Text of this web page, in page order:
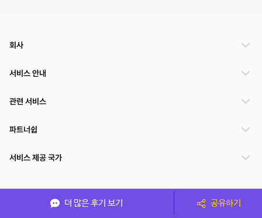
더 많은 후기 보기 공유하기
회사
서비스 안내
관련 서비스
파트너쉽
서비스 제공 국가
(주)NSPACE 사업자정보